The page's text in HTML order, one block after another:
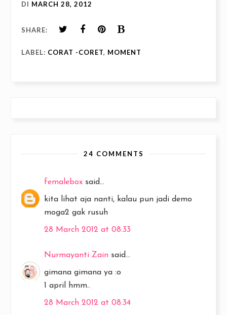
DI MARCH 28, 2012
SHARE:
LABEL: CORAT -CORET, MOMENT
24 COMMENTS
femalebox said...
kita lihat aja nanti, kalau pun jadi demo
moga2 gak rusuh
28 March 2012 at 08:33
Nurmayanti Zain said...
gimana gimana ya :o
1 april hmm..
28 March 2012 at 08:34